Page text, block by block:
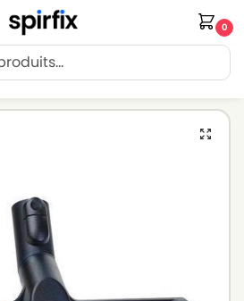
0
Relais offerte dès 30€ d’achat.